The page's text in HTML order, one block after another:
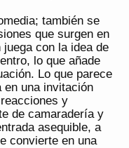
también se
que surgen en
con la idea de
lo que añade
Lo que parece
una invitación
y
de camaradería y
asequible, a
convierte en una